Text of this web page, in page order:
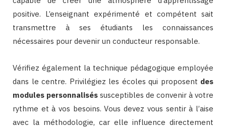
positive. L’enseignant expérimenté et compétent sait
transmettre à ses étudiants les connaissances
nécessaires pour devenir un conducteur responsable.
Vérifiez également la technique pédagogique employée
dans le centre. Privilégiez les écoles qui proposent des
modules personnalisés susceptibles de convenir à votre
rythme et à vos besoins. Vous devez vous sentir à l’aise
avec la méthodologie, car elle influence directement